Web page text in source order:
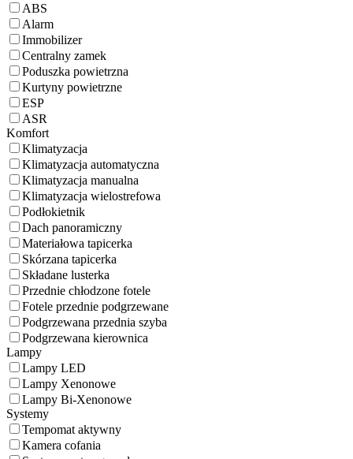
ABS
Alarm
Immobilizer
Centralny zamek
Poduszka powietrzna
Kurtyny powietrzne
ESP
ASR
Komfort
Klimatyzacja
Klimatyzacja automatyczna
Klimatyzacja manualna
Klimatyzacja wielostrefowa
Podłokietnik
Dach panoramiczny
Materiałowa tapicerka
Skórzana tapicerka
Składane lusterka
Przednie chłodzone fotele
Fotele przednie podgrzewane
Podgrzewana przednia szyba
Podgrzewana kierownica
Lampy
Lampy LED
Lampy Xenonowe
Lampy Bi-Xenonowe
Systemy
Tempomat aktywny
Kamera cofania